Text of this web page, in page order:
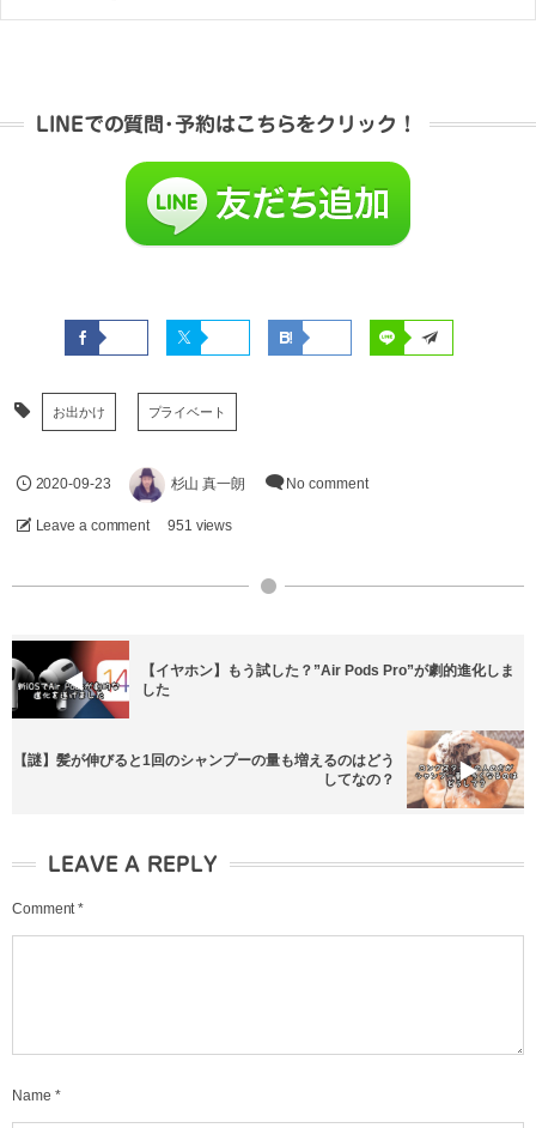
LINEでの質問･予約はこちらをクリック！
お出かけ プライベート
2020-09-23 杉山 真一朗 No comment
Leave a comment 951 views
【イヤホン】もう試した？”Air Pods Pro”が劇的進化しま
した
【謎】髪が伸びると1回のシャンプーの量も増えるのはどう
してなの？
LEAVE A REPLY
Comment *
Name *